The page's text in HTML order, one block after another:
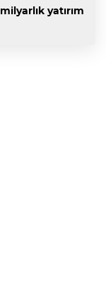
yatırım